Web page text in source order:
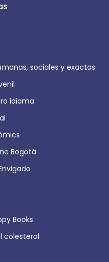
sociales y exactas
idioma
Bogotá
Books
colesterol